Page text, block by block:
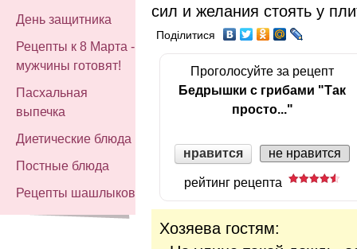
День защитника
Рецепты к 8 Марта -
мужчины готовят!
Пасхальная
выпечка
Диетические блюда
Постные блюда
Рецепты шашлыков
сил и желания стоять у
Поділитися
Проголосуйте за рецепт
Бедрышки с грибами "Так
просто..."
нравится не нравится
рейтинг рецепта
Хозяева гостям: